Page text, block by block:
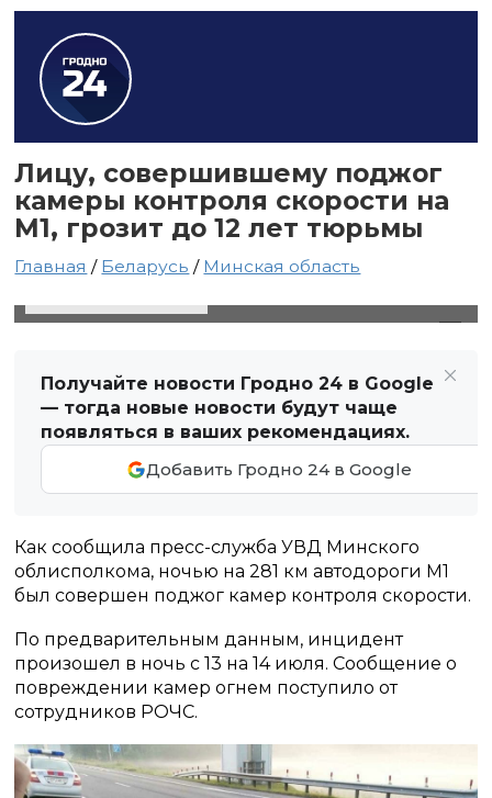
Лицу, совершившему поджог
камеры контроля скорости на
М1, грозит до 12 лет тюрьмы
Главная / Беларусь / Минская область
Получайте новости Гродно 24 в Google
— тогда новые новости будут чаще
появляться в ваших рекомендациях.
Добавить Гродно 24 в Google
Как сообщила пресс-служба УВД Минского
облисполкома, ночью на 281 км автодороги М1
был совершен поджог камер контроля скорости.
По предварительным данным, инцидент
произошел в ночь с 13 на 14 июля. Сообщение о
повреждении камер огнем поступило от
сотрудников РОЧС.